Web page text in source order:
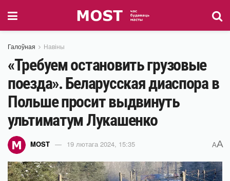
Галоўная Навіны
«Требуем остановить грузовые
поезда». Беларусская диаспора в
Польше просит выдвинуть
ультиматум Лукашенко
MOST 19 лютага 2024, 15:35 AA